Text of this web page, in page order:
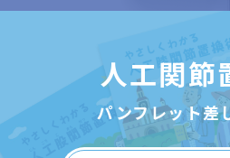
人工関節
パンフレット差